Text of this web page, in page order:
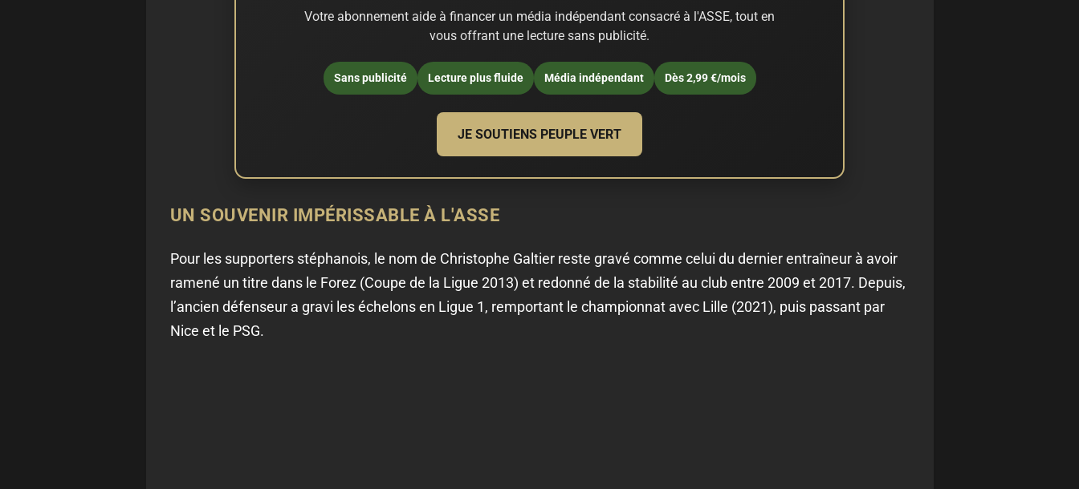
Votre abonnement aide à financer un média indépendant consacré à l'ASSE, tout en
vous offrant une lecture sans publicité.
Sans publicité Lecture plus fluide Média indépendant Dès 2,99 €/mois
JE SOUTIENS PEUPLE VERT
UN SOUVENIR IMPÉRISSABLE À L'ASSE
Pour les supporters stéphanois, le nom de Christophe Galtier reste gravé comme celui du dernier entraîneur à avoir
ramené un titre dans le Forez (Coupe de la Ligue 2013) et redonné de la stabilité au club entre 2009 et 2017. Depuis,
l’ancien défenseur a gravi les échelons en Ligue 1, remportant le championnat avec Lille (2021), puis passant par
Nice et le PSG.